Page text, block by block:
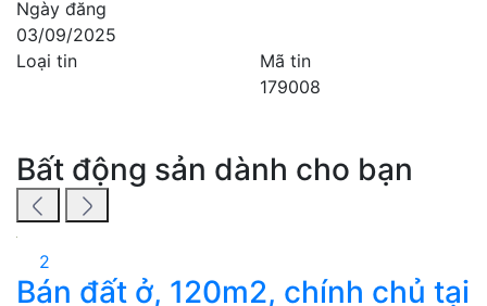
Ngày đăng
03/09/2025
Loại tin
Mã tin
179008
Bất động sản dành cho bạn
2
Bán đất ở, 120m2, chính chủ tại